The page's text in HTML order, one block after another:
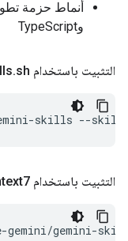
وTypeScript
التثبيت باستخدام skills .sh
skills --skill
التثبيت باستخدام Context7
gemini/gemini-